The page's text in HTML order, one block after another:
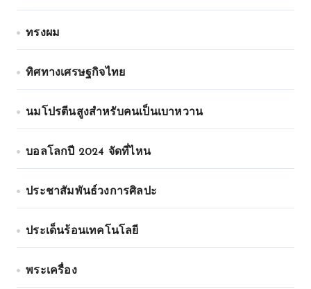
ทรงผม
ทิศทางเศรษฐกิจไทย
นมโปรตีนสูงสำหรับคนเป็นเบาหวาน
บอลโลกปี 2024 จัดที่ไหน
ประชาสัมพันธ์วงการศิลปะ
ประเด็นร้อนเทคโนโลยี
พระเครื่อง